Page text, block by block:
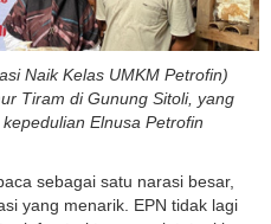
Naik Kelas UMKM Petrofin)
Tiram di Gunung Sitoli, yang
Elnusa Petrofin
sebagai satu narasi besar,
yang menarik. EPN tidak lagi